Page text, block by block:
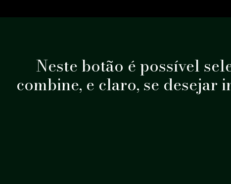
Neste botão é possível
combine, e claro, se desejar